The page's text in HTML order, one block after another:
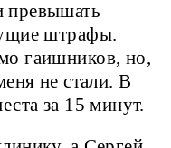
превышать
штрафы.
гаишников, но,
не стали. В
за 15 минут.